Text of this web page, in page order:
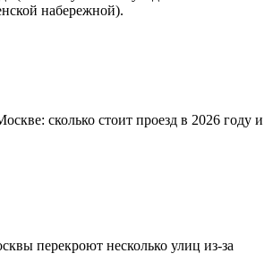
набережной).
сколько стоит проезд в 2026 году и
перекроют несколько улиц из-за